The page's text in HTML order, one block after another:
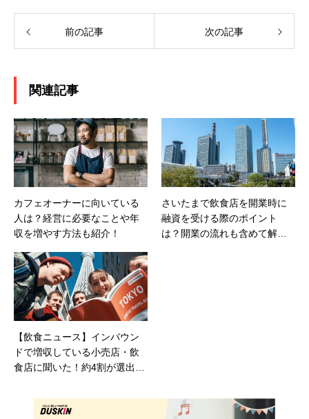
前の記事 次の記事
関連記事
カフェオーナーに向いている
人は？経営に必要なことや年
収を増やす方法も紹介！
さいたまで飲食店を開業時に
融資を受ける際のポイント
は？開業の流れも含めて解
【飲食ニュース】インバウン
ドで増収している小売店・飲
食店に聞いた！約4割が選出し
ツール」の導入 一方、半数
以上が「不自然な文章が出力